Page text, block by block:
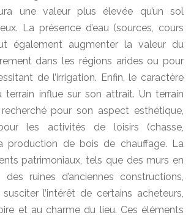
une valeur plus élevée qu’un sol
La présence d’eau (sources, cours
également augmenter la valeur du
dans les régions arides ou pour
de l’irrigation. Enfin, le caractère
terrain influe sur son attrait. Un terrain
pour son aspect esthétique,
les activités de loisirs (chasse,
production de bois de chauffage. La
patrimoniaux, tels que des murs en
ruines d’anciennes constructions,
l’intérêt de certains acheteurs,
et au charme du lieu. Ces éléments